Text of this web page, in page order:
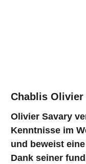
Chablis Olivier
Olivier Savary
Kenntnisse im
und beweist
Dank seiner